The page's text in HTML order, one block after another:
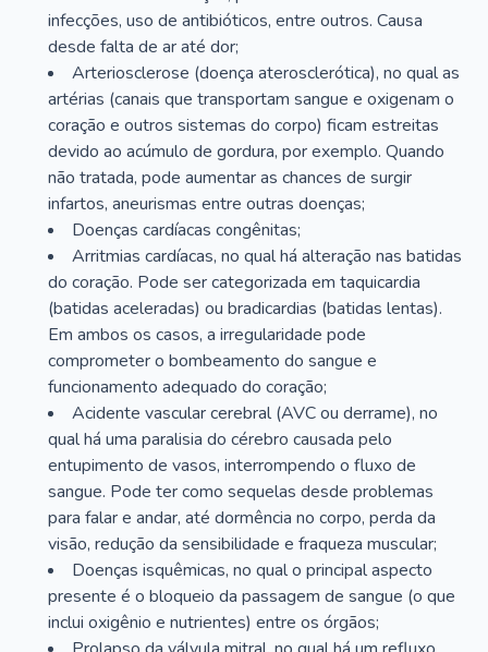
infecções, uso de antibióticos, entre outros. Causa
desde falta de ar até dor;
Arteriosclerose (doença aterosclerótica), no qual as
artérias (canais que transportam sangue e oxigenam o
coração e outros sistemas do corpo) ficam estreitas
devido ao acúmulo de gordura, por exemplo. Quando
não tratada, pode aumentar as chances de surgir
infartos, aneurismas entre outras doenças;
Doenças cardíacas congênitas;
Arritmias cardíacas, no qual há alteração nas batidas
do coração. Pode ser categorizada em taquicardia
(batidas aceleradas) ou bradicardias (batidas lentas).
Em ambos os casos, a irregularidade pode
comprometer o bombeamento do sangue e
funcionamento adequado do coração;
Acidente vascular cerebral (AVC ou derrame), no
qual há uma paralisia do cérebro causada pelo
entupimento de vasos, interrompendo o fluxo de
sangue. Pode ter como sequelas desde problemas
para falar e andar, até dormência no corpo, perda da
visão, redução da sensibilidade e fraqueza muscular;
Doenças isquêmicas, no qual o principal aspecto
presente é o bloqueio da passagem de sangue (o que
inclui oxigênio e nutrientes) entre os órgãos;